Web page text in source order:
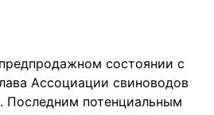
состоянии c
Ассоциации свиноводов
Последним потенциальным